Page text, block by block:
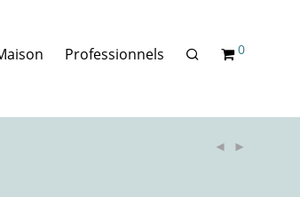
Professionnels 0